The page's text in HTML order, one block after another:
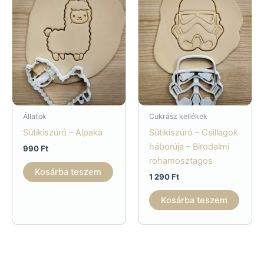
Állatok
Sütikiszúró – Alpaka
990Ft
Kosárba teszem
Cukrász kellékek
Sütikiszúró – Csillagok
háborúja – Birodalmi
rohamosztagos
1 290Ft
Kosárba teszem